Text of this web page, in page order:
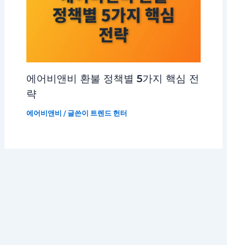
에어비앤비 환불 정책별 5가지 핵심 전
략
에어비앤비 / 글쓴이 트렌드 헌터